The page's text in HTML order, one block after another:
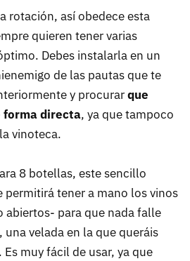
rotación, así obedece esta
quieren tener varias
Debes instalarla en un
de las pautas que te
y procurarque
forma directa, ya que tampoco
vinoteca.
8 botellas, este sencillo
permitirá tener a mano los vinos
abiertos- para que nada falle
velada en la que queráis
muy fácil de usar, ya que